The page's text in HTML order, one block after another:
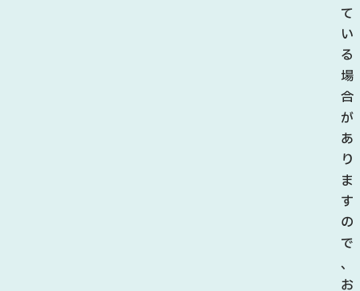
て
い
る
場
合
が
あ
り
ま
す
の
で
、
お